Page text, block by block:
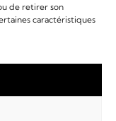
de retirer son
caractéristiques